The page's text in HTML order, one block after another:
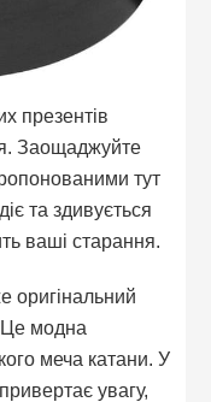
презентів
Заощаджуйте
тут
та здивується
ваші старання.
оригінальний
Це модна
меча катани. У
увагу,